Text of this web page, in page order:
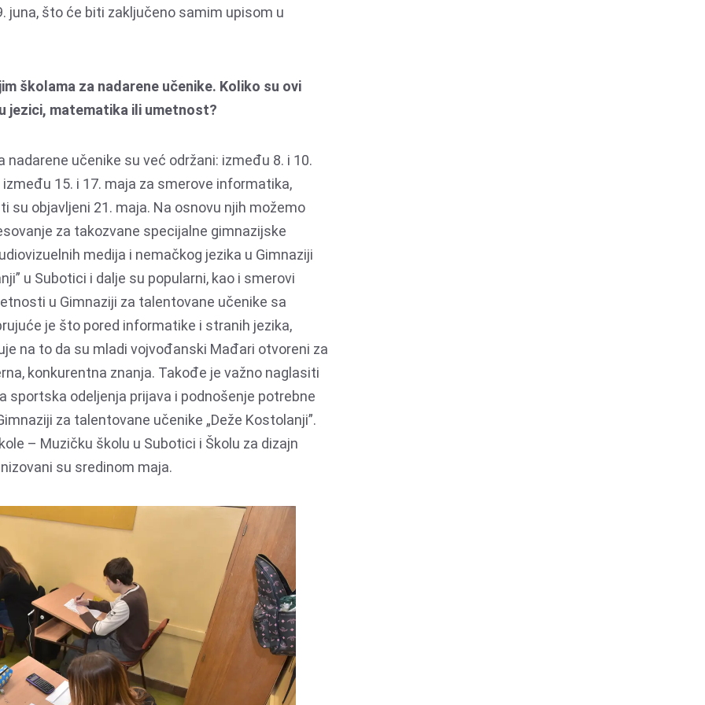
juna, što će biti zaključeno samim upisom u
školama za nadarene učenike. Koliko su ovi
jezici, matematika ili umetnost?
učenike su već održani: između 8. i 10.
15. i 17. maja za smerove informatika,
su objavljeni 21. maja. Na osnovu njih možemo
za takozvane specijalne gimnazijske
medija i nemačkog jezika u Gimnaziji
u Subotici i dalje su popularni, kao i smerovi
u Gimnaziji za talentovane učenike sa
je što pored informatike i stranih jezika,
na to da su mladi vojvođanski Mađari otvoreni za
konkurentna znanja. Takođe je važno naglasiti
sportska odeljenja prijava i podnošenje potrebne
za talentovane učenike „Deže Kostolanji”.
– Muzičku školu u Subotici i Školu za dizajn
su sredinom maja.